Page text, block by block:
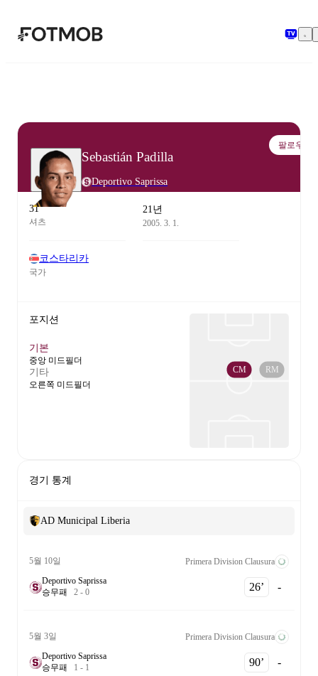
본문으로 건너뛰기
Sebastián Padilla
Deportivo Saprissa
팔로우
31
셔츠
21년
2005. 3. 1.
코스타리카
국가
포지션
기본
중앙 미드필더
기타
오른쪽 미드필더
RM
CM
경기 통계
AD Municipal Liberia
5월 10일
Primera Division Clausura
Deportivo Saprissa
승무패 2 - 0 26‎’‎ -
5월 3일
Primera Division Clausura
Deportivo Saprissa
승무패 1 - 1 90‎’‎ -